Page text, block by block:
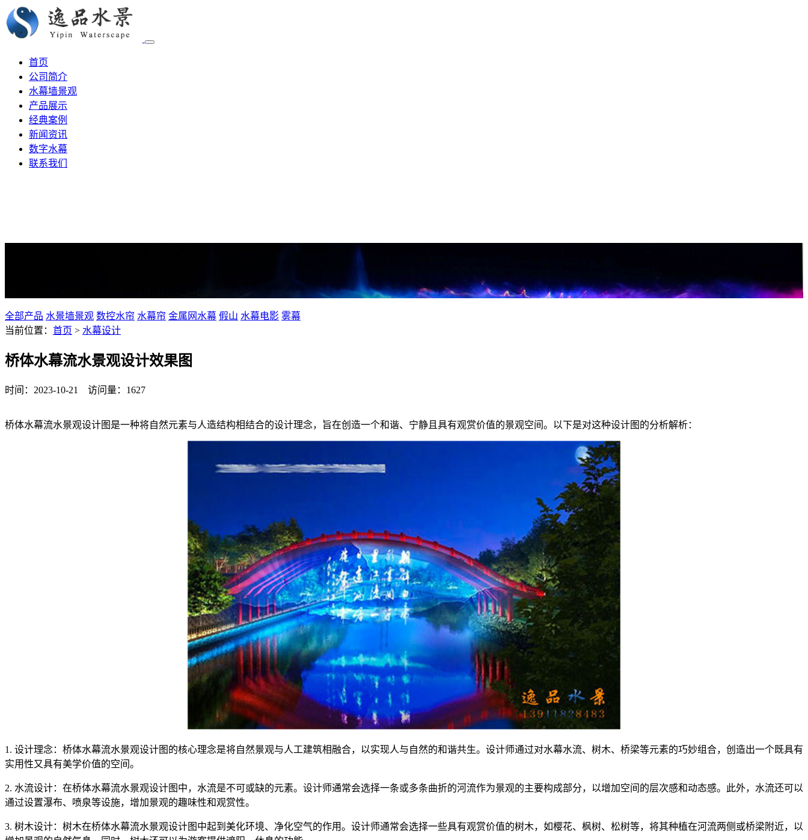
首页
公司简介
水幕墙景观
产品展示
经典案例
新闻资讯
数字水幕
联系我们
全部产品 水景墙景观 数控水帘 水幕帘 金属网水幕 假山 水幕电影 雾幕
当前位置： 首页 > 水幕设计
桥体水幕流水景观设计效果图
时间：2023-10-21 访问量：1627
桥体水幕流水景观设计图是一种将自然元素与人造结构相结合的设计理念，旨在创造一个和谐、宁静且具有观赏价值的景观空间。以下是对这种设计图的分析解析：
1. 设计理念：桥体水幕流水景观设计图的核心理念是将自然景观与人工建筑相融合，以实现人与自然的和谐共生。设计师通过对水幕水流、树木、桥梁等元素的巧妙组合，创造出一个既具有
实用性又具有美学价值的空间。
2. 水流设计：在桥体水幕流水景观设计图中，水流是不可或缺的元素。设计师通常会选择一条或多条曲折的河流作为景观的主要构成部分，以增加空间的层次感和动态感。此外，水流还可以
通过设置瀑布、喷泉等设施，增加景观的趣味性和观赏性。
3. 树木设计：树木在桥体水幕流水景观设计图中起到美化环境、净化空气的作用。设计师通常会选择一些具有观赏价值的树木，如樱花、枫树、松树等，将其种植在河流两侧或桥梁附近，以